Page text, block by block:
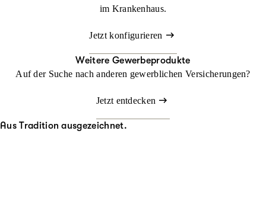
im Krankenhaus.
Jetzt konfigurieren
Weitere Gewerbeprodukte
Auf der Suche nach anderen gewerblichen Versicherungen?
Jetzt entdecken
Aus Tradition ausgezeichnet.